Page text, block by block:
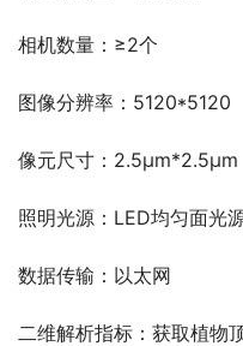
相机数量：≥2个
图像分辨率：5120*5120
像元尺寸：2.5μm*2.5μm
照明光源：LED均匀面光
数据传输：以太网
二维解析指标：获取植物